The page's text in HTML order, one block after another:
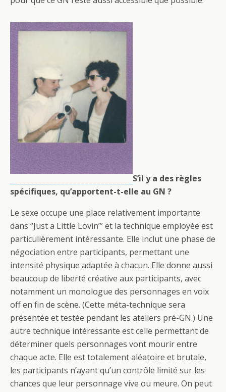
S’il y a des règles
spécifiques, qu’apportent-t-elle au GN ?
Le sexe occupe une place relativement importante
dans “Just a Little Lovin’” et la technique employée est
particulièrement intéressante. Elle inclut une phase de
négociation entre participants, permettant une
intensité physique adaptée à chacun. Elle donne aussi
beaucoup de liberté créative aux participants, avec
notamment un monologue des personnages en voix
off en fin de scène. (Cette méta-technique sera
présentée et testée pendant les ateliers pré-GN.) Une
autre technique intéressante est celle permettant de
déterminer quels personnages vont mourir entre
chaque acte. Elle est totalement aléatoire et brutale,
les participants n’ayant qu’un contrôle limité sur les
chances que leur personnage vive ou meure. On peut